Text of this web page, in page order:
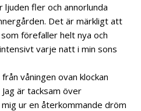
fler och annorlunda
Det är märkligt att
förefaller helt nya och
varje natt i min sons
våningen ovan klockan
Jag är tacksam över
ur en återkommande dröm